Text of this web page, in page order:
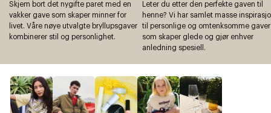
Skjem bort det nygifte paret med en
vakker gave som skaper minner for
livet. Våre nøye utvalgte bryllupsgaver
kombinerer stil og personlighet.
Leter du etter den perfekte gaven til
henne? Vi har samlet masse
til personlige og omtenksomme gaver
som skaper glede og gjør enhver
anledning spesiell.